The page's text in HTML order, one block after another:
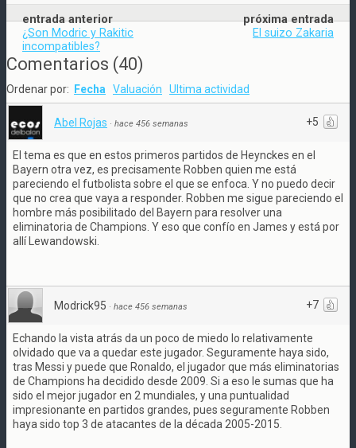
entrada anterior
¿Son Modric y Rakitic
incompatibles?
próxima entrada
El suizo Zakaria
Comentarios (40)
Ordenar por: Fecha Valuación Ultima actividad
+5
Abel Rojas · hace 456 semanas
El tema es que en estos primeros partidos de Heynckes en el
Bayern otra vez, es precisamente Robben quien me está
pareciendo el futbolista sobre el que se enfoca. Y no puedo decir
que no crea que vaya a responder. Robben me sigue pareciendo el
hombre más posibilitado del Bayern para resolver una
eliminatoria de Champions. Y eso que confío en James y está por
allí Lewandowski.
+7
Modrick95 · hace 456 semanas
Echando la vista atrás da un poco de miedo lo relativamente
olvidado que va a quedar este jugador. Seguramente haya sido,
tras Messi y puede que Ronaldo, el jugador que más eliminatorias
de Champions ha decidido desde 2009. Si a eso le sumas que ha
sido el mejor jugador en 2 mundiales, y una puntualidad
impresionante en partidos grandes, pues seguramente Robben
haya sido top 3 de atacantes de la década 2005-2015.